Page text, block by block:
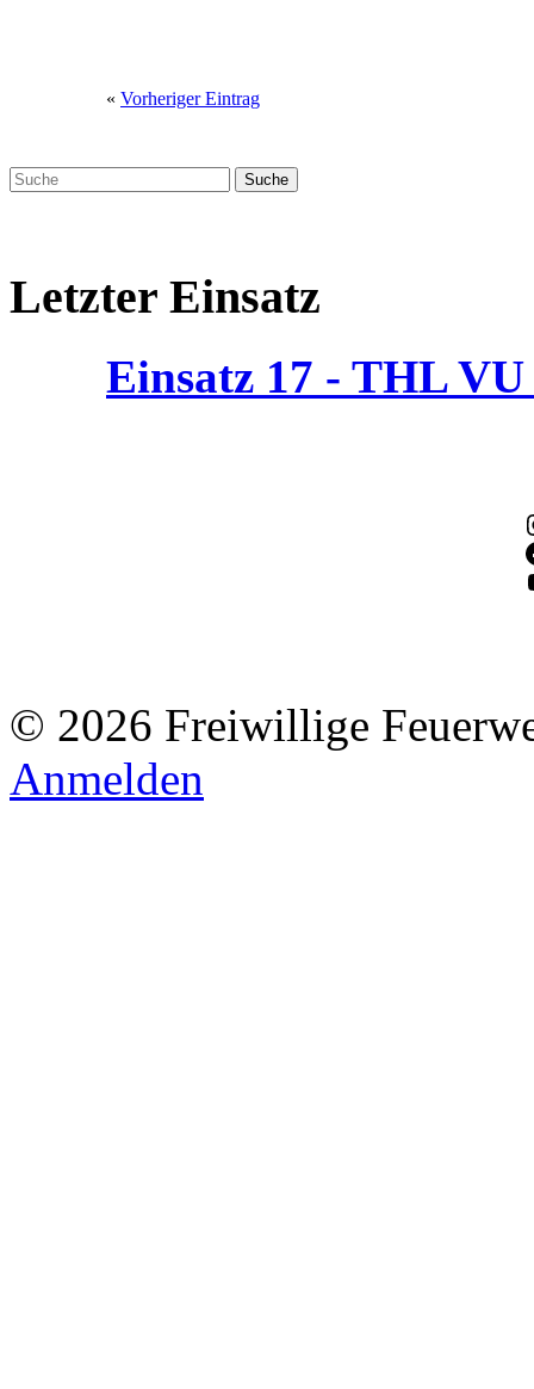
« Vorheriger Eintrag
Letzter Einsatz
Einsatz 17 - THL
© 2026 Freiwillige
Anmelden